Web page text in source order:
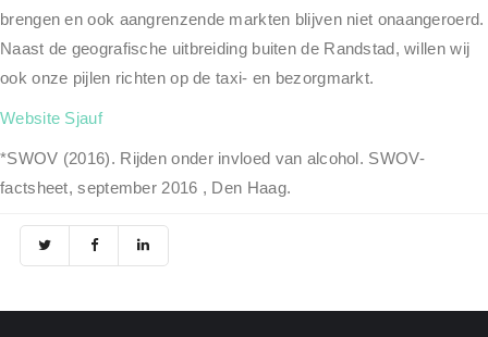
brengen en ook aangrenzende markten blijven niet onaangeroerd.
Naast de geografische uitbreiding buiten de Randstad, willen wij
ook onze pijlen richten op de taxi- en bezorgmarkt.
Website Sjauf
*SWOV (2016). Rijden onder invloed van alcohol. SWOV-
factsheet, september 2016 , Den Haag.